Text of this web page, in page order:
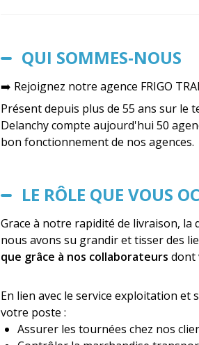
QUI SOMMES-NOUS
➡️ Rejoignez notre agence FRIGO
Présent depuis plus de 55 ans sur
Delanchy compte aujourd'hui 50
bon fonctionnement de nos agences.
LE RÔLE QUE VOUS
Grace à notre rapidité de livraison,
nous avons su grandir et tisser des
que grâce à nos collaborateurs dont
En lien avec le service exploitation
votre poste :
Assurer les tournées chez nos